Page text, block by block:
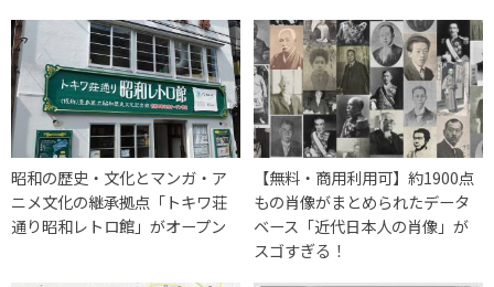
昭和の歴史・文化とマンガ・ア
ニメ文化の継承拠点「トキワ荘
通り昭和レトロ館」がオープン
【無料・商用利用可】約1900点
もの肖像がまとめられたデータ
ベース「近代日本人の肖像」が
スゴすぎる！